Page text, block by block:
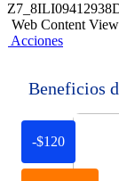
Web Content
Acciones
Beneficios
-$120